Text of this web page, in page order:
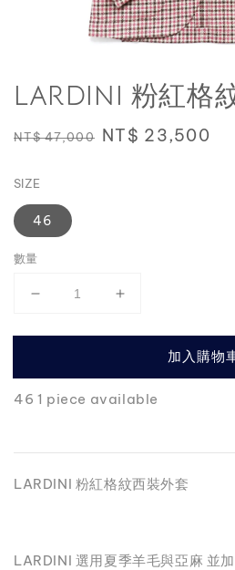
LARDINI 粉紅格
Regular
NT$ 47,000 Sale
NT$ 23,500
SIZE
46
數量
加入購物
46 1 piece available
LARDINI 粉紅格紋西裝外套
LARDINI 選用夏季羊毛與亞麻 並